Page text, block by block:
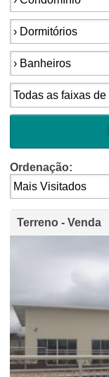
Dormitórios:
Banheiros:
Faixa de preço:
Ordenação:
Terreno - Venda